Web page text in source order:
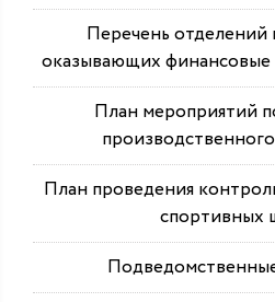
Перечень отделений
оказывающих финансовые
План мероприятий
План проведения
спортивных